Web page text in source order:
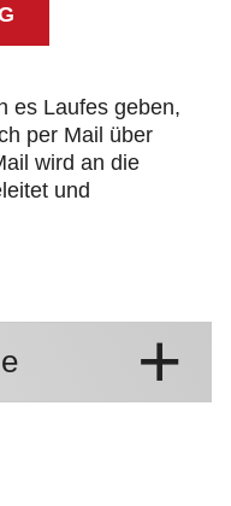
es Laufes geben,
per Mail über
wird an die
und